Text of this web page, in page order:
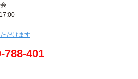
だけます
788-401